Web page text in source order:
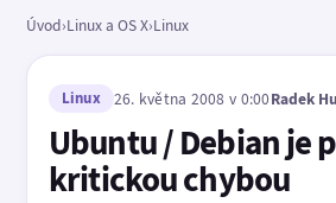
Úvod›Linux a OS X›Linux
Linux 26. května 2008 v 0:00Radek
Ubuntu / Debian je
kritickou chybou